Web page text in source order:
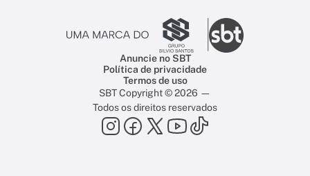
Anuncie no SBT
Política de privacidade
Termos de uso
SBT Copyright © 2026 —
Todos os direitos reservados